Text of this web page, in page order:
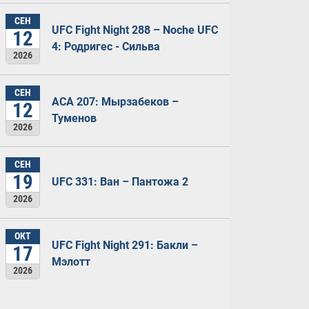
СЕН
12
2026
UFC Fight Night 288 – Noche UFC
4: Родригес - Сильва
СЕН
12
2026
ACA 207: Мырзабеков –
Туменов
СЕН
19
2026
UFC 331: Ван – Пантожа 2
ОКТ
17
2026
UFC Fight Night 291: Бакли –
Мэлотт